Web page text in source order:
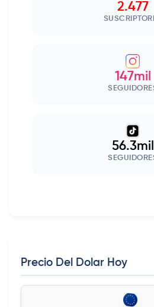
2.477
147mil
56.3mil
Precio Del Dolar Hoy